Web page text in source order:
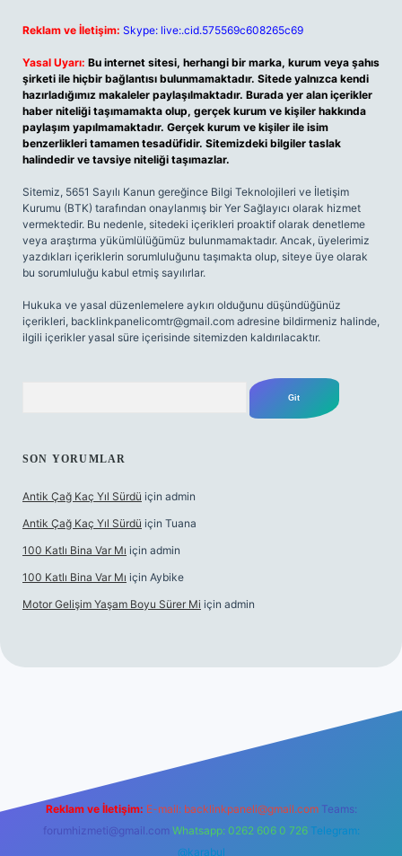
Reklam ve İletişim: Skype: live:.cid.575569c608265c69
Yasal Uyarı: Bu internet sitesi, herhangi bir marka, kurum veya şahıs
şirketi ile hiçbir bağlantısı bulunmamaktadır. Sitede yalnızca kendi
hazırladığımız makaleler paylaşılmaktadır. Burada yer alan içerikler
haber niteliği taşımamakta olup, gerçek kurum ve kişiler hakkında
paylaşım yapılmamaktadır. Gerçek kurum ve kişiler ile isim
benzerlikleri tamamen tesadüfidir. Sitemizdeki bilgiler taslak
halindedir ve tavsiye niteliği taşımazlar.
Sitemiz, 5651 Sayılı Kanun gereğince Bilgi Teknolojileri ve İletişim
Kurumu (BTK) tarafından onaylanmış bir Yer Sağlayıcı olarak hizmet
vermektedir. Bu nedenle, sitedeki içerikleri proaktif olarak denetleme
veya araştırma yükümlülüğümüz bulunmamaktadır. Ancak, üyelerimiz
yazdıkları içeriklerin sorumluluğunu taşımakta olup, siteye üye olarak
bu sorumluluğu kabul etmiş sayılırlar.
Hukuka ve yasal düzenlemelere aykırı olduğunu düşündüğünüz
içerikleri, backlinkpanelicomtr@gmail.com adresine bildirmeniz halinde,
ilgili içerikler yasal süre içerisinde sitemizden kaldırılacaktır.
SON YORUMLAR
Antik Çağ Kaç Yıl Sürdü için admin
Antik Çağ Kaç Yıl Sürdü için Tuana
100 Katlı Bina Var Mı için admin
100 Katlı Bina Var Mı için Aybike
Motor Gelişim Yaşam Boyu Sürer Mi için admin
Reklam ve İletişim: E-mail: backlinkpaneli@gmail.com Teams:
forumhizmeti@gmail.com Whatsapp: 0262 606 0 726 Telegram:
@karabul